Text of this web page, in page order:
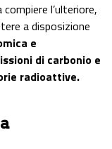
l’ulteriore,
a disposizione
e
di carbonio e
radioattive.